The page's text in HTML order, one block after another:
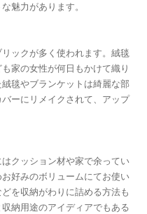
魅力があります。
ックが多く使われます。絨毯
家の女性が何日もかけて織り
毯やブランケットは綺麗な部
ーにリメイクされて、アップ
クッション材や家で余ってい
好みのボリュームにてお使い
を収納がわりに詰める方法も
納用途のアイディアでもある